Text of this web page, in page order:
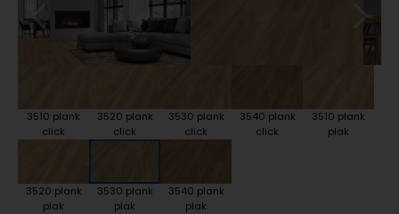
3510 plank
click
3520 plank
click
3530 plank
click
3540 plank
click
3510 plank
plak
3520 plank
plak
3530 plank
plak
3540 plank
plak